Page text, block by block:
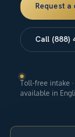
Request
Call (888)
Toll-free intake
available in